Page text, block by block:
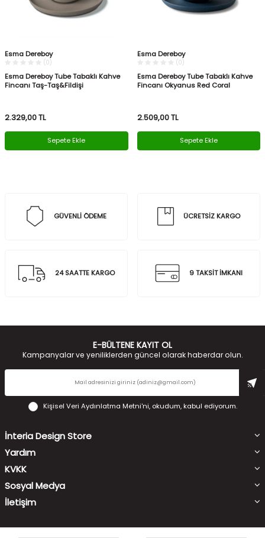
Esma Dereboy
(0)
Esma Dereboy Tube Tabaklı Kahve
Fincanı Taş-Taş&Fildişi
2.329,00TL
Sepete Ekle
Esma Dereboy
(0)
Esma Dereboy Tube Tabaklı Kahve
Fincanı Okyanus Red Coral
2.509,00TL
Sepete Ekle
GÜVENLİ ÖDEME ÜCRETSİZ KARGO
24 SAATTE KARGO 9 TAKSİT İMKANI
E-BÜLTENE KAYIT OL
Kampanyalar ve yeniliklerden güncel olarak haberdar olun.
Kişisel Veri Aydınlatma Metni'ni, okudum, kabul ediyorum.
İnteria Design Store
Yardım
KVKK
Sosyal Medya
İletişim